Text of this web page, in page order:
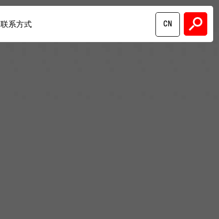
CN
联系方式